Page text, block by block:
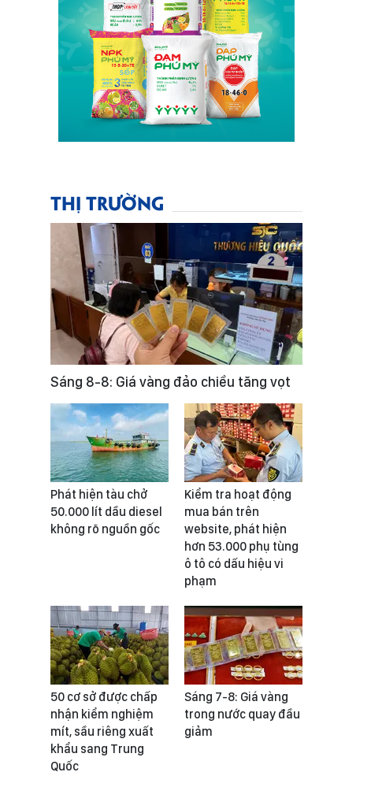
THỊ TRƯỜNG
Sáng 8-8: Giá vàng đảo chiều tăng vọt
Phát hiện tàu chở
50.000 lít dầu diesel
không rõ nguồn gốc
Kiểm tra hoạt động
mua bán trên
website, phát hiện
hơn 53.000 phụ tùng
ô tô có dấu hiệu vi
phạm
50 cơ sở được chấp
nhận kiểm nghiệm
mít, sầu riêng xuất
khẩu sang Trung
Quốc
Sáng 7-8: Giá vàng
trong nước quay đầu
giảm